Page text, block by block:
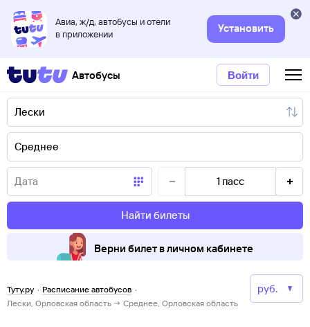
Авиа, ж/д, автобусы и отели
в приложении
Установить
Автобусы Войти
1 пасс
Найти билеты
Верни билет в личном кабинете
Туту.ру · Расписание автобусов ·
Лески, Орловская область → Среднее, Орловская область